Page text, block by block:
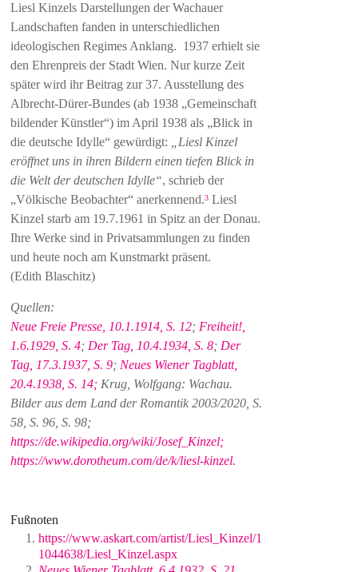
Liesl Kinzels Darstellungen der Wachauer
Landschaften fanden in unterschiedlichen
ideologischen Regimes Anklang. 1937 erhielt sie
den Ehrenpreis der Stadt Wien. Nur kurze Zeit
später wird ihr Beitrag zur 37. Ausstellung des
Albrecht-Dürer-Bundes (ab 1938 „Gemeinschaft
bildender Künstler“) im April 1938 als „Blick in
die deutsche Idylle“ gewürdigt:
„Liesl Kinzel
eröffnet uns in ihren Bildern einen tiefen Blick in
die Welt der deutschen Idylle“, schrieb der
„Völkische Beobachter“ anerkennend.3 Liesl
Kinzel starb am 19.7.1961 in Spitz an der Donau.
Ihre Werke sind in Privatsammlungen zu finden
und heute noch am Kunstmarkt präsent.
(Edith Blaschitz)
Quellen:
Neue Freie Presse, 10.1.1914, S. 12; Freiheit!,
1.6.1929, S. 4; Der Tag, 10.4.1934, S. 8; Der
Tag, 17.3.1937, S. 9; Neues Wiener Tagblatt,
20.4.1938, S. 14; Krug, Wolfgang: Wachau.
Bilder aus dem Land der Romantik 2003/2020, S.
58, S. 96, S. 98;
https://de.wikipedia.org/wiki/Josef_Kinzel;
https://www.dorotheum.com/de/k/liesl-kinzel.
Fußnoten
https://www.askart.com/artist/Liesl_Kinzel/1
1044638/Liesl_Kinzel.aspx